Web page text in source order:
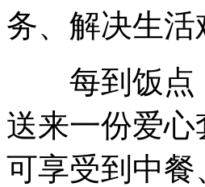
务、解决生
每到饭点，
送来一份爱
可享受到中